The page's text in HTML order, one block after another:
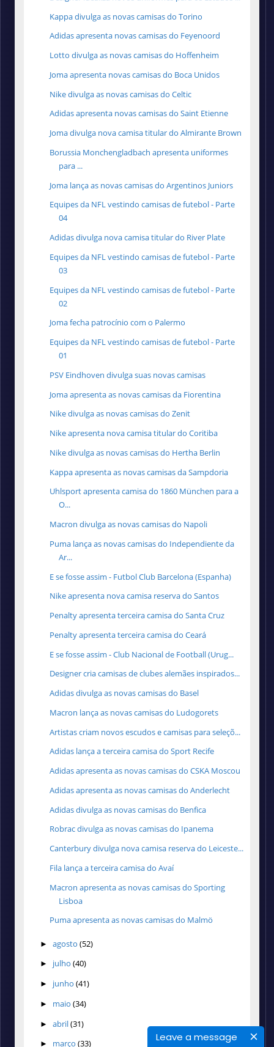
Leave a message
Kappa divulga as novas camisas do Torino
Adidas apresenta novas camisas do Feyenoord
Lotto divulga as novas camisas do Hoffenheim
Joma apresenta novas camisas do Boca Unidos
Nike divulga as novas camisas do Celtic
Adidas apresenta novas camisas do Saint Etienne
Joma divulga nova camisa titular do Almirante Brown
Borussia Monchengladbach apresenta uniformes
para ...
Joma lança as novas camisas do Argentinos Juniors
Equipes da NFL vestindo camisas de futebol - Parte
04
Adidas divulga nova camisa titular do River Plate
Equipes da NFL vestindo camisas de futebol - Parte
03
Equipes da NFL vestindo camisas de futebol - Parte
02
Joma fecha patrocínio com o Palermo
Equipes da NFL vestindo camisas de futebol - Parte
01
PSV Eindhoven divulga suas novas camisas
Joma apresenta as novas camisas da Fiorentina
Nike divulga as novas camisas do Zenit
Nike apresenta nova camisa titular do Coritiba
Nike divulga as novas camisas do Hertha Berlin
Kappa apresenta as novas camisas da Sampdoria
Uhlsport apresenta camisa do 1860 München para a
O...
Macron divulga as novas camisas do Napoli
Puma lança as novas camisas do Independiente da
Ar...
E se fosse assim - Futbol Club Barcelona (Espanha)
Nike apresenta nova camisa reserva do Santos
Penalty apresenta terceira camisa do Santa Cruz
Penalty apresenta terceira camisa do Ceará
E se fosse assim - Club Nacional de Football (Urug...
Designer cria camisas de clubes alemães inspirados...
Adidas divulga as novas camisas do Basel
Macron lança as novas camisas do Ludogorets
Artistas criam novos escudos e camisas para seleçõ...
Adidas lança a terceira camisa do Sport Recife
Adidas apresenta as novas camisas do CSKA Moscou
Adidas apresenta as novas camisas do Anderlecht
Adidas divulga as novas camisas do Benfica
Robrac divulga as novas camisas do Ipanema
Canterbury divulga nova camisa reserva do Leiceste...
Fila lança a terceira camisa do Avaí
Macron apresenta as novas camisas do Sporting
Lisboa
Puma apresenta as novas camisas do Malmö
► agosto (52)
► julho (40)
► junho (41)
► maio (34)
► abril(31)
► março (33)